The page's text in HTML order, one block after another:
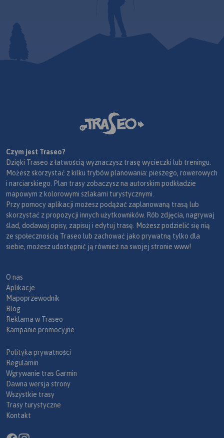
Czym jest Traseo?
Dzięki Traseo z łatwością wyznaczysz trasę wycieczki lub treningu.
Możesz skorzystać z kilku trybów planowania: pieszego, rowerowych
i narciarskiego. Plan trasy zobaczysz na autorskim podkładzie
mapowym z kolorowymi szlakami turystycznymi.
Przy pomocy aplikacji możesz podążać zaplanowaną trasą lub
skorzystać z propozycji innych użytkowników. Rób zdjęcia, nagrywaj
ślad, dodawaj opisy, zapisuj i edytuj trasę. Możesz podzielić się nią
ze społecznością Traseo lub zachować jako prywatną tylko dla
siebie, możesz udostępnić ją również na swojej stronie www!
O nas
Aplikacje
Mapoprzewodnik
Blog
Reklama w Traseo
Kampanie promocyjne
Polityka prywatności
Regulamin
Wgrywanie tras Garmin
Dawna wersja strony
Wszystkie trasy
Trasy turystyczne
Kontakt